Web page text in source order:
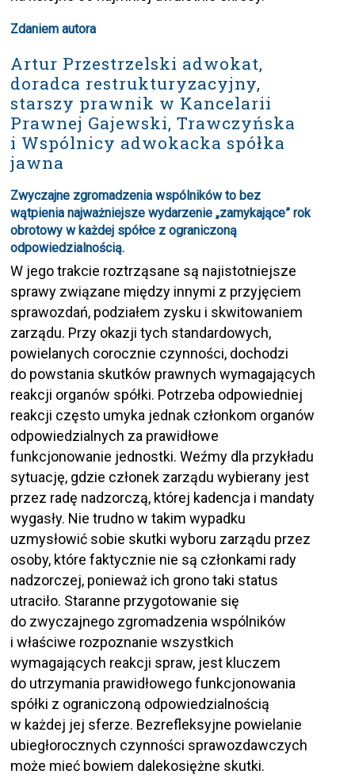
Zdaniem autora
Artur Przestrzelski adwokat,
doradca restrukturyzacyjny,
starszy prawnik w Kancelarii
Prawnej Gajewski, Trawczyńska
i Wspólnicy adwokacka spółka
jawna
Zwyczajne zgromadzenia wspólników to bez
wątpienia najważniejsze wydarzenie „zamykające” rok
obrotowy w każdej spółce z ograniczoną
odpowiedzialnością.
W jego trakcie roztrząsane są najistotniejsze
sprawy związane między innymi z przyjęciem
sprawozdań, podziałem zysku i skwitowaniem
zarządu. Przy okazji tych standardowych,
powielanych corocznie czynności, dochodzi
do powstania skutków prawnych wymagających
reakcji organów spółki. Potrzeba odpowiedniej
reakcji często umyka jednak członkom organów
odpowiedzialnych za prawidłowe
funkcjonowanie jednostki. Weźmy dla przykładu
sytuację, gdzie członek zarządu wybierany jest
przez radę nadzorczą, której kadencja i mandaty
wygasły. Nie trudno w takim wypadku
uzmysłowić sobie skutki wyboru zarządu przez
osoby, które faktycznie nie są członkami rady
nadzorczej, ponieważ ich grono taki status
utraciło. Staranne przygotowanie się
do zwyczajnego zgromadzenia wspólników
i właściwe rozpoznanie wszystkich
wymagających reakcji spraw, jest kluczem
do utrzymania prawidłowego funkcjonowania
spółki z ograniczoną odpowiedzialnością
w każdej jej sferze. Bezrefleksyjne powielanie
ubiegłorocznych czynności sprawozdawczych
może mieć bowiem dalekosiężne skutki.